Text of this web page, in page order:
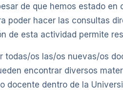
de que hemos estado
poder hacer las consultas
de esta actividad permite
os las/os nuevas/os
encontrar diversos
dentro de la